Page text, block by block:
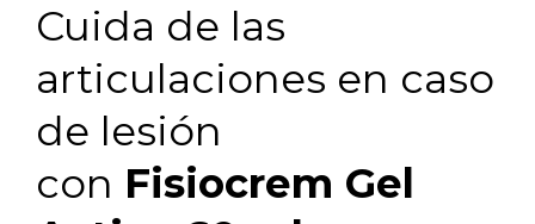
Cuida de las
articulaciones en caso
de lesión
con Fisiocrem Gel